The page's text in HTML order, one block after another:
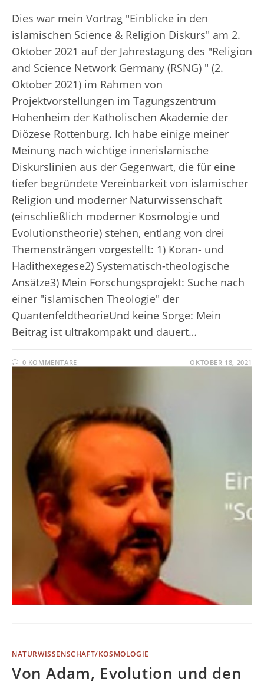
Dies war mein Vortrag "Einblicke in den
islamischen Science & Religion Diskurs" am 2.
Oktober 2021 auf der Jahrestagung des "Religion
and Science Network Germany (RSNG) " (2.
Oktober 2021) im Rahmen von
Projektvorstellungen im Tagungszentrum
Hohenheim der Katholischen Akademie der
Diözese Rottenburg. Ich habe einige meiner
Meinung nach wichtige innerislamische
Diskurslinien aus der Gegenwart, die für eine
tiefer begründete Vereinbarkeit von islamischer
Religion und moderner Naturwissenschaft
(einschließlich moderner Kosmologie und
Evolutionstheorie) stehen, entlang von drei
Themensträngen vorgestellt: 1) Koran- und
Hadithexegese2) Systematisch-theologische
Ansätze3) Mein Forschungsprojekt: Suche nach
einer "islamischen Theologie" der
QuantenfeldtheorieUnd keine Sorge: Mein
Beitrag ist ultrakompakt und dauert…
0 KOMMENTARE OKTOBER 18, 2021
NATURWISSENSCHAFT/KOSMOLOGIE
Von Adam, Evolution und den